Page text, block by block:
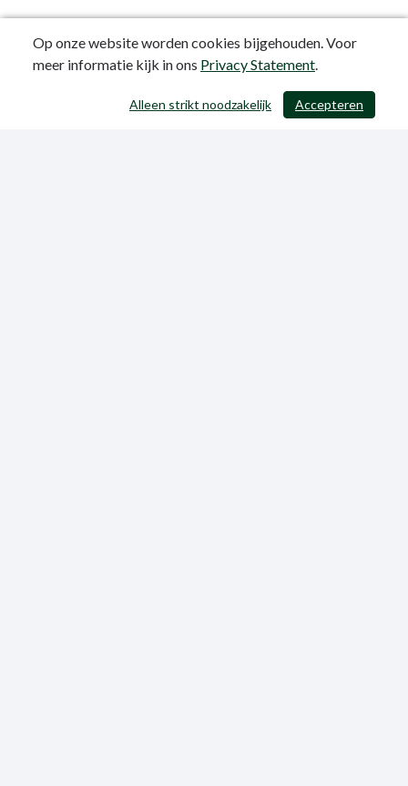
/ 371
Op onze website worden cookies bijgehouden. Voor
meer informatie kijk in ons Privacy Statement.
Accepteren
Alleen strikt noodzakelijk